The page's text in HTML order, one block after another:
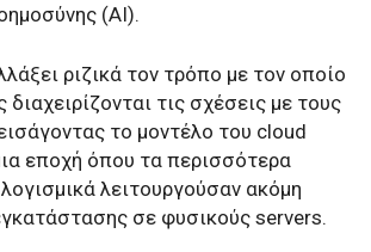
(AI).
ριζικά τον τρόπο με τον οποίο
διαχειρίζονται τις σχέσεις με τους
το μοντέλο του cloud
εποχή όπου τα περισσότερα
λειτουργούσαν ακόμη
σε φυσικούς servers.